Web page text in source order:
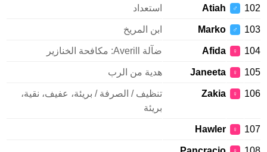
102
♂
Atiah استعداد
103
♂
Marko ابن المريخ
104
♀
Afida ضآلة Averill: مكافحة الخنازير
105
♀
Janeeta هدية من الرب
106
♀
Zakia
تنظيف / الصرفة / بريئة، عفيف، نقية،
بريئة
107
♀
Hawler